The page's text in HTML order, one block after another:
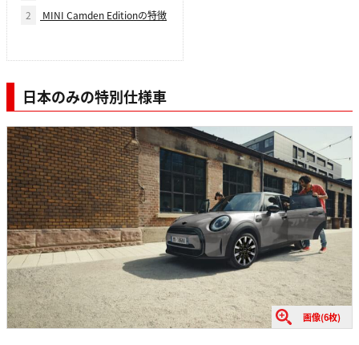
2
MINI Camden Editionの特徴
日本のみの特別仕様車
画像(6枚)